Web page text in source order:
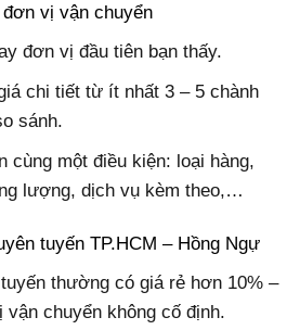
vị vận chuyển
đơn vị đầu tiên bạn thấy.
chi tiết từ ít nhất 3 – 5 chành
sánh.
cùng một điều kiện: loại hàng,
lượng, dịch vụ kèm theo,…
tuyến TP.HCM – Hồng Ngự
thường có giá rẻ hơn 10% –
chuyển không cố định.